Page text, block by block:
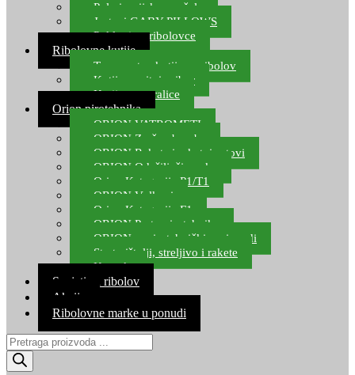
Polarizacijske naočale
Jastuci GABY PILLOWS
Pokloni za ribolovce
Ribolovne kutije
Transportne kutije za ribolov
Kutije za sitni pribor
Kutije za varalice
Orion pirotehnika
ORION VATROMETI
ORION Zračne bombe
ORION Rakete i raketni setovi
ORION Odašiljači zvuka
Orion Kategorija P1/T1
ORION Vulkani
Orion Kategorija F1
ORION Party pirotehnika
ORION nepirotehnički proizvodi
Start pištolji, streljivo i rakete
Kontakt
Savjeti za ribolov
Akcija
Ribolovne marke u ponudi
Products
search